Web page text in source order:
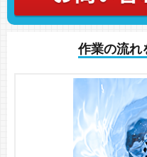
作業の流れ